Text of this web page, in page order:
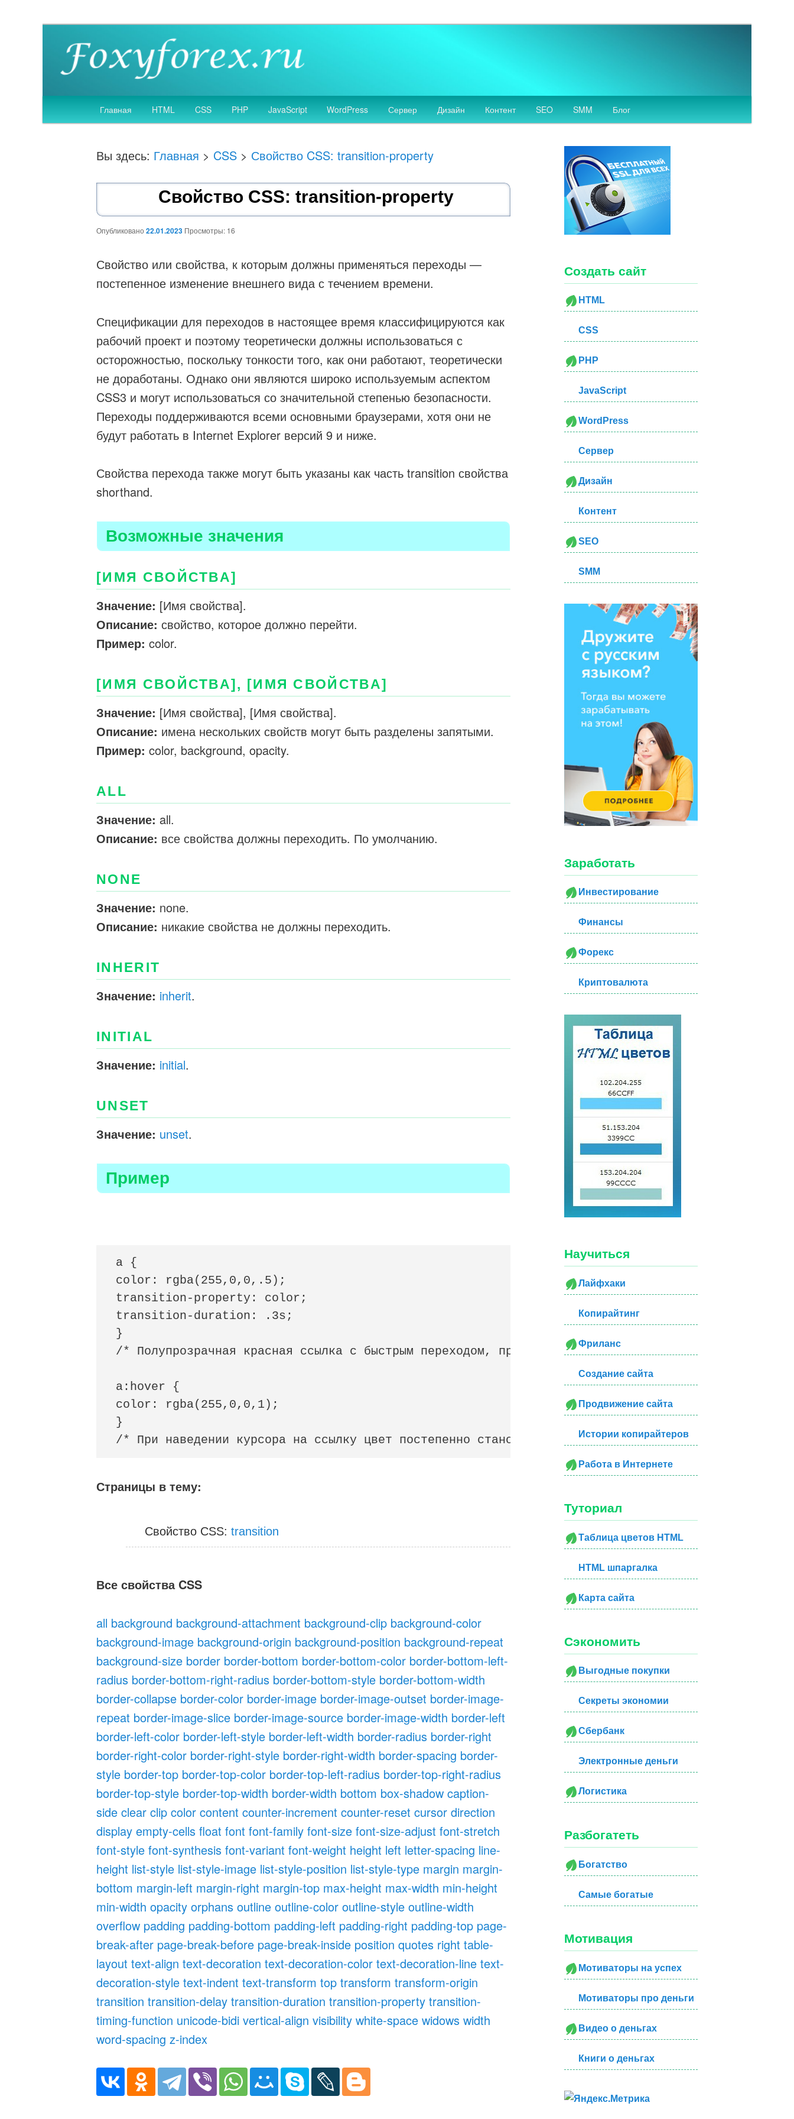
Веб дизайн и разработка сайтов
меню
Перейти
к
основному
содержимому
Главная HTML CSS PHP JavaScript WordPress Сервер Дизайн Контент SEO SMM Блог
Вы здесь: Главная > CSS > Свойство CSS: transition-property
Свойство CSS: transition-property
Опубликовано22.01.2023 Просмотры: 16
Свойство или свойства, к которым должны применяться переходы —
постепенное изменение внешнего вида с течением времени.
Спецификации для переходов в настоящее время классифицируются как
рабочий проект и поэтому теоретически должны использоваться с
осторожностью, поскольку тонкости того, как они работают, теоретически
не доработаны. Однако они являются широко используемым аспектом
CSS3 и могут использоваться со значительной степенью безопасности.
Переходы поддерживаются всеми основными браузерами, хотя они не
будут работать в Internet Explorer версий 9 и ниже.
Свойства перехода также могут быть указаны как часть transition свойства
shorthand.
Возможные значения
[ИМЯ СВОЙСТВА]
Значение: [Имя свойства].
Описание: свойство, которое должно перейти.
Пример: color.
[ИМЯ СВОЙСТВА], [ИМЯ СВОЙСТВА]
Значение: [Имя свойства], [Имя свойства].
Описание: имена нескольких свойств могут быть разделены запятыми.
Пример: color, background, opacity.
ALL
Значение: all.
Описание: все свойства должны переходить. По умолчанию.
NONE
Значение: none.
Описание: никакие свойства не должны переходить.
INHERIT
Значение: inherit.
INITIAL
Значение: initial.
UNSET
Значение: unset.
Пример
a {
color: rgba(255,0,0,.5);
transition-property: color;
transition-duration: .3s;
}
/* Полупрозрачная красная ссылка с быстрым переходом, примененная к свойству color.*/
a:hover {
color: rgba(255,0,0,1);
}
/* При наведении курсора на ссылку цвет постепенно становится сплошным красным в течение 0,3
Страницы в тему:
Свойство CSS:transition
Все свойства CSS
all background background-attachment background-clip background-color
background-image background-origin background-position background-repeat
background-size border border-bottom border-bottom-color border-bottom-left-
radius border-bottom-right-radius border-bottom-style border-bottom-width
border-collapse border-color border-image border-image-outset border-image-
repeat border-image-slice border-image-source border-image-width border-left
border-left-color border-left-style border-left-width border-radius border-right
border-right-color border-right-style border-right-width border-spacing border-
style border-top border-top-color border-top-left-radius border-top-right-radius
border-top-style border-top-width border-width bottom box-shadow caption-
side clear clip color content counter-increment counter-reset cursor direction
display empty-cells float font font-family font-size font-size-adjust font-stretch
font-style font-synthesis font-variant font-weight height left letter-spacing line-
height list-style list-style-image list-style-position list-style-type margin margin-
bottom margin-left margin-right margin-top max-height max-width min-height
min-width opacity orphans outline outline-color outline-style outline-width
overflow padding padding-bottom padding-left padding-right padding-top page-
break-after page-break-before page-break-inside position quotes right table-
layout text-align text-decoration text-decoration-color text-decoration-line text-
decoration-style text-indent text-transform top transform transform-origin
transition transition-delay transition-duration transition-property transition-
timing-function unicode-bidi vertical-align visibility white-space widows width
word-spacing z-index
Создать сайт
HTML
CSS
PHP
JavaScript
WordPress
Сервер
Дизайн
Контент
SEO
SMM
Заработать
Инвестирование
Финансы
Форекс
Криптовалюта
Научиться
Лайфхаки
Копирайтинг
Фриланс
Создание сайта
Продвижение сайта
Истории копирайтеров
Работа в Интернете
Туториал
Таблица цветов HTML
HTML шпаргалка
Карта сайта
Сэкономить
Выгодные покупки
Секреты экономии
Сбербанк
Электронные деньги
Логистика
Разбогатеть
Богатство
Самые богатые
Мотивация
Мотиваторы на успех
Мотиваторы про деньги
Видео о деньгах
Книги о деньгах